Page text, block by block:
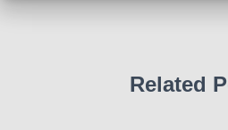
Related